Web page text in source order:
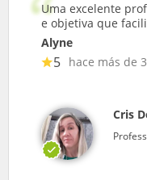
Uma excelente
e objetiva que
Alyne
5 hace más de
Cris